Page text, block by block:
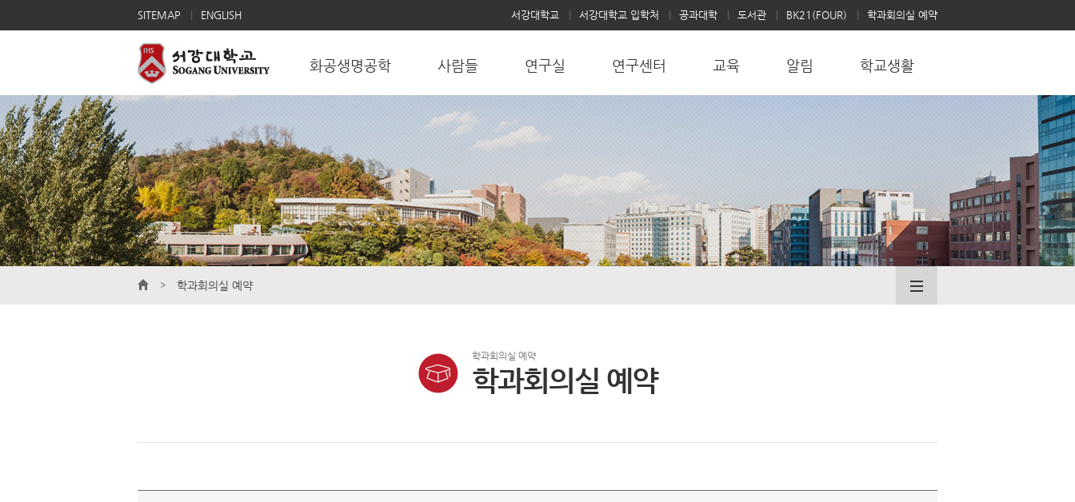
SITEMAP ENGLISH 서강대학교 서강대학교 입학처 공과대학 도서관 BK21(FOUR) 학과회의실 예약
화공생명공학 사람들 연구실 연구센터 교육 알림 학교생활
학과회의실 예약
학과회의실 예약
학과회의실 예약